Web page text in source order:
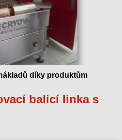
díky produktům
balicí linka s